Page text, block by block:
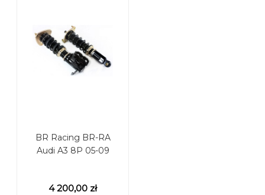
BR Racing BR-RA
Audi A3 8P 05-09
4 200,00 zł